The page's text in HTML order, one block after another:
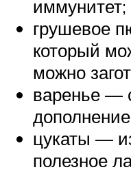
иммунитет;
грушевое
который
можно
варенье —
цукаты —
полезное